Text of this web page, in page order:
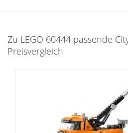
Zu LEGO 60444 passende
Preisvergleich